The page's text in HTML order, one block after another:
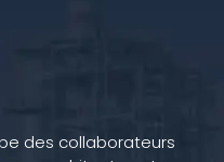
des collaborateurs